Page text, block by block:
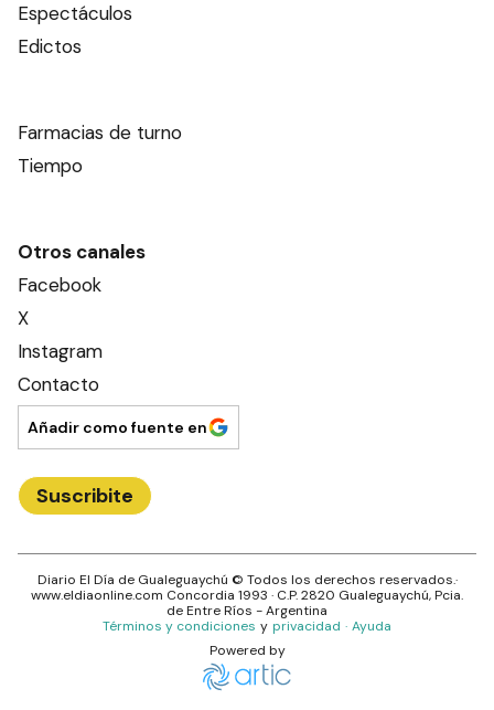
Espectáculos
Edictos
Farmacias de turno
Tiempo
Otros canales
Facebook
X
Instagram
Contacto
Añadir como fuente en
Suscribite
Diario El Día de Gualeguaychú © Todos los derechos reservados.·
www.eldiaonline.com Concordia 1993 · C.P.2820 Gualeguaychú, Pcia.
deEntre Ríos - Argentina
Términos y condiciones y privacidad · Ayuda
Powered by